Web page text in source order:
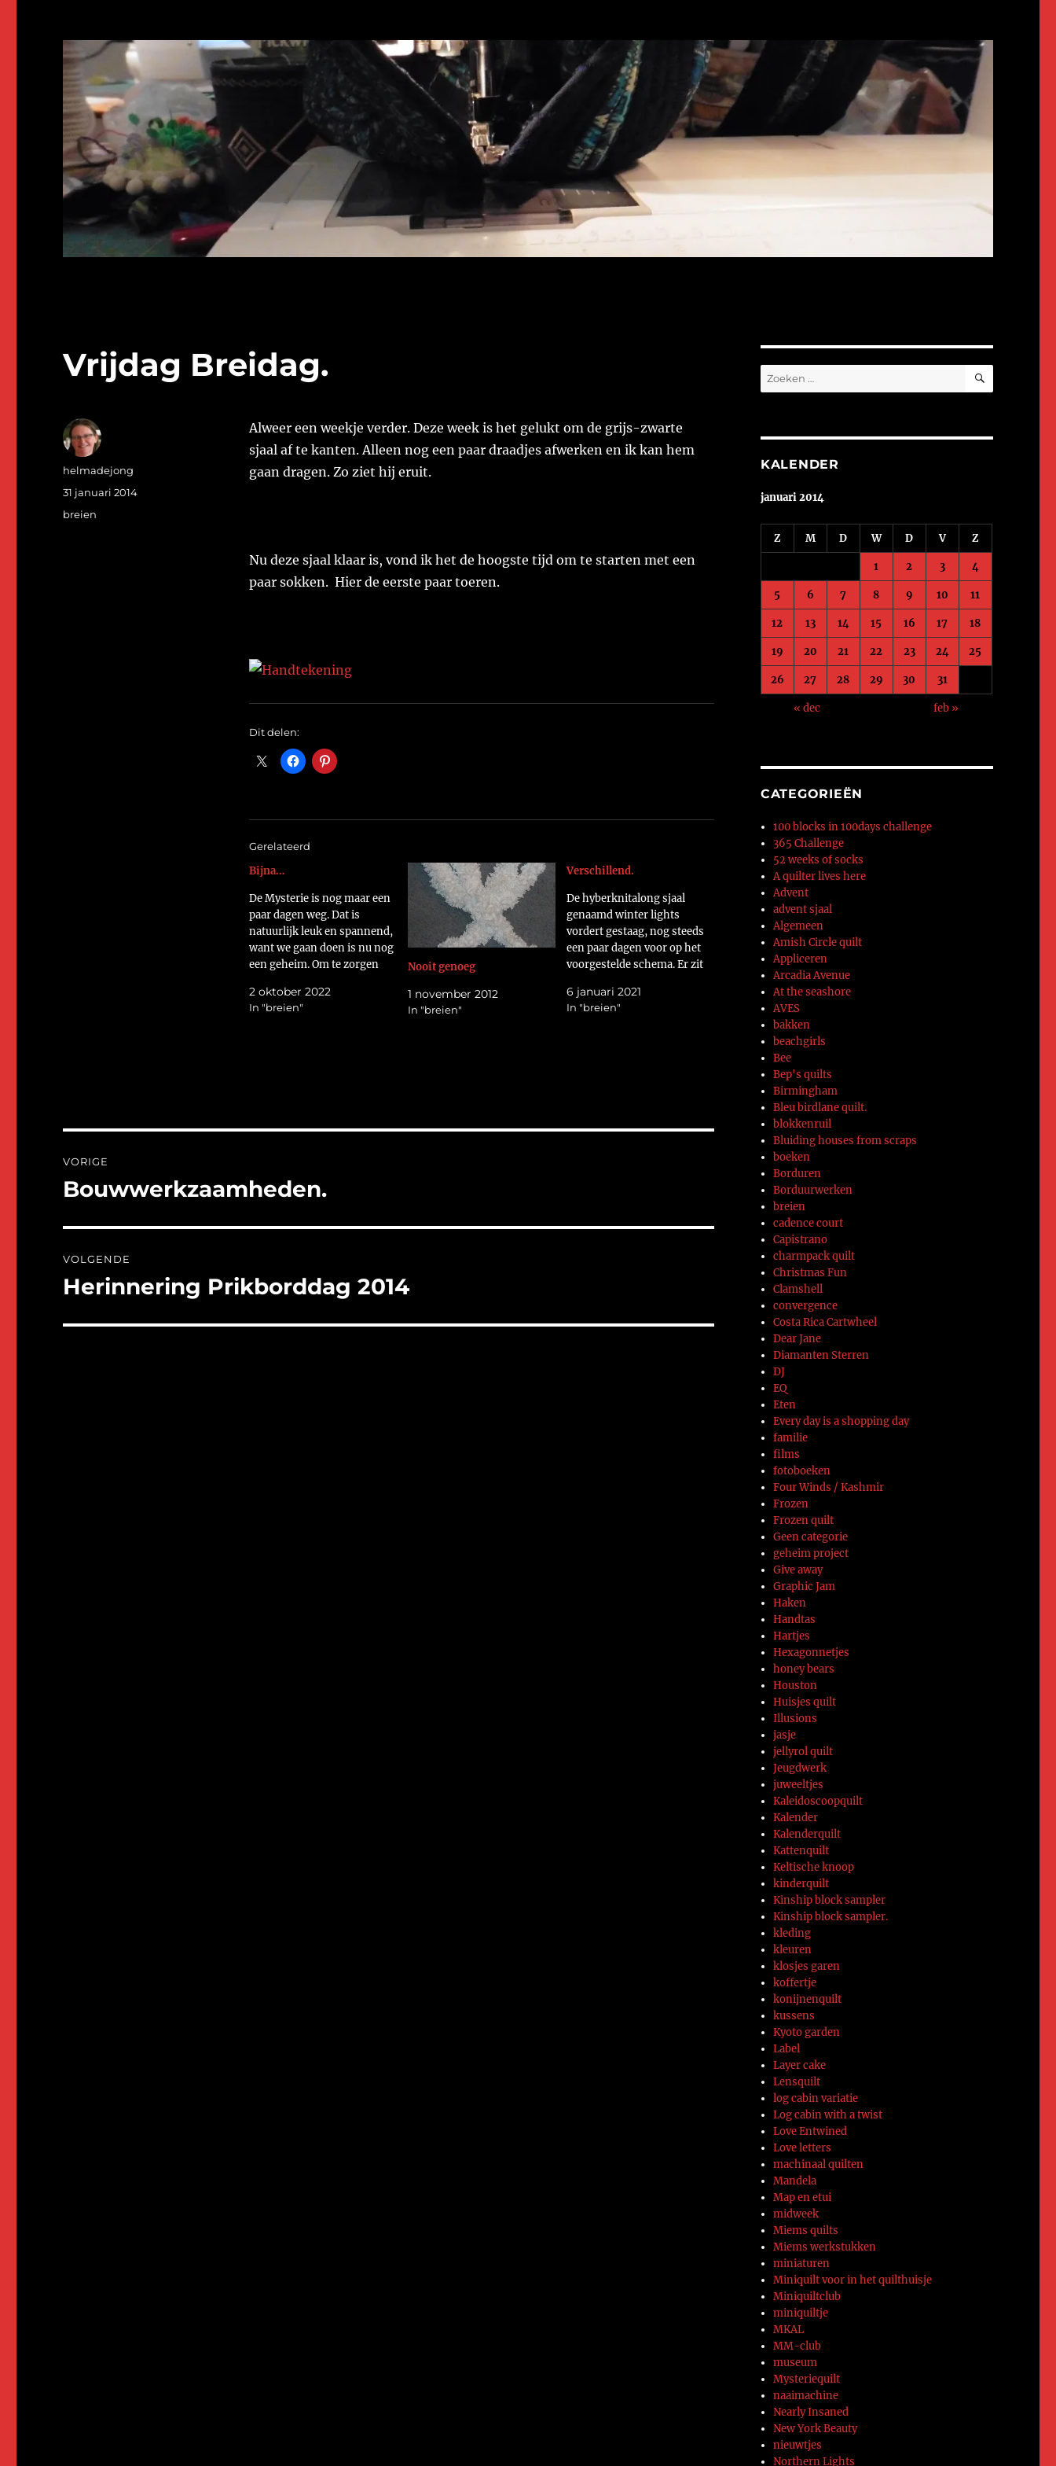
Vrijdag Breidag.
Alweer een weekje verder. Deze week is het gelukt om de grijs-zwarte
sjaal af te kanten. Alleen nog een paar draadjes afwerken en ik kan hem
gaan dragen. Zo ziet hij eruit.
Nu deze sjaal klaar is, vond ik het de hoogste tijd om te starten met een
paar sokken. Hier de eerste paar toeren.
Dit delen:
Gerelateerd
Bijna…
De Mysterie is nog maar een
paar dagen weg. Dat is
natuurlijk leuk en spannend,
want we gaan doen is nu nog
een geheim. Om te zorgen
die ik inmiddels ook op
breigebied heb gevormd,
2 oktober 2022
In "breien"
Nooit genoeg
1 november 2012
In "breien"
Verschillend.
De hyberknitalong sjaal
genaamd winter lights
vordert gestaag, nog steeds
een paar dagen voor op het
voorgestelde schema. Er zit
maar dat laat ik lekker zit.
Het stoort mij niet genoeg
6 januari 2021
In "breien"
Auteur
helmadejong
Geplaatst
op
31 januari 2014
Categorieën
breien
navigatie
VORIGE
Vorig
Bouwwerkzaamheden.
VOLGENDE
Volgend
Herinnering Prikborddag 2014
Zoeken
naar:
ZOEKEN
KALENDER
januari 2014
Z M D W D V Z
1 2 3 4
5 6 7 8 9 10 11
12 13 14 15 16 17 18
19 20 21 22 23 24 25
26 27 28 29 30 31
« dec feb »
CATEGORIEËN
100 blocks in 100days challenge
365 Challenge
52 weeks of socks
A quilter lives here
Advent
advent sjaal
Algemeen
Amish Circle quilt
Appliceren
Arcadia Avenue
At the seashore
AVES
bakken
beachgirls
Bee
Bep's quilts
Birmingham
Bleu birdlane quilt.
blokkenruil
Bluiding houses from scraps
boeken
Borduren
Borduurwerken
breien
cadence court
Capistrano
charmpack quilt
Christmas Fun
Clamshell
convergence
Costa Rica Cartwheel
Dear Jane
Diamanten Sterren
DJ
EQ
Eten
Every day is a shopping day
familie
films
fotoboeken
Four Winds / Kashmir
Frozen
Frozen quilt
Geen categorie
geheim project
Give away
Graphic Jam
Haken
Handtas
Hartjes
Hexagonnetjes
honey bears
Houston
Huisjes quilt
Illusions
jasje
jellyrol quilt
Jeugdwerk
juweeltjes
Kaleidoscoopquilt
Kalender
Kalenderquilt
Kattenquilt
Keltische knoop
kinderquilt
Kinship block sampler
Kinship block sampler.
kleding
kleuren
klosjes garen
koffertje
konijnenquilt
kussens
Kyoto garden
Label
Layer cake
Lensquilt
log cabin variatie
Log cabin with a twist
Love Entwined
Love letters
machinaal quilten
Mandela
Map en etui
midweek
Miems quilts
Miems werkstukken
miniaturen
Miniquilt voor in het quilthuisje
Miniquiltclub
miniquiltje
MKAL
MM-club
museum
Mysteriequilt
naaimachine
Nearly Insaned
New York Beauty
nieuwtjes
Northern Lights